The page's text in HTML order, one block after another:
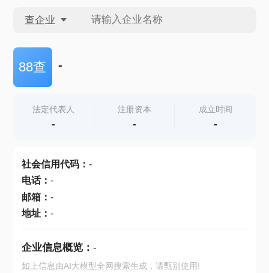
查企业
查企业
查产地
88查 -
法定代表人
-
注册资本
-
成立时间
-
社会信用代码： -
电话： -
邮箱： -
地址： -
企业信息概览： -
如上信息由AI大模型全网搜索生成，请甄别使用!